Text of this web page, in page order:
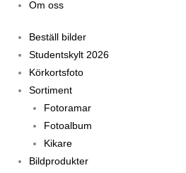
Om oss
Beställ bilder
Studentskylt 2026
Körkortsfoto
Sortiment
Fotoramar
Fotoalbum
Kikare
Bildprodukter